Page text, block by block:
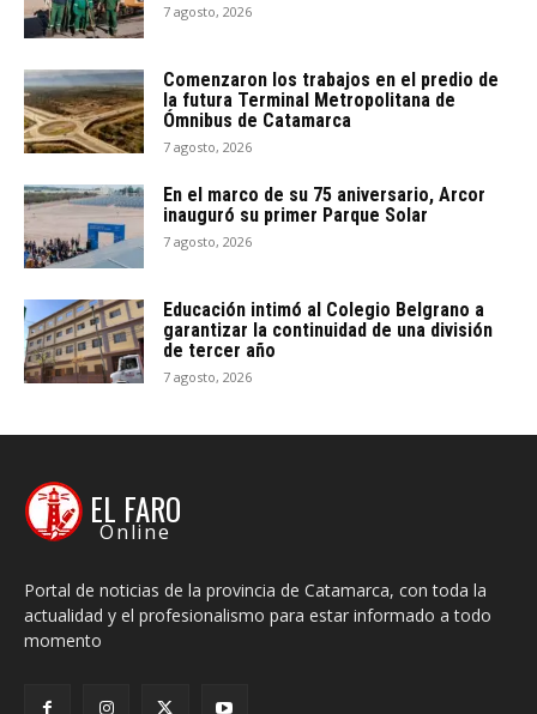
7 agosto, 2026
Comenzaron los trabajos en el predio de
la futura Terminal Metropolitana de
Ómnibus de Catamarca
7 agosto, 2026
En el marco de su 75 aniversario, Arcor
inauguró su primer Parque Solar
7 agosto, 2026
Educación intimó al Colegio Belgrano a
garantizar la continuidad de una división
de tercer año
7 agosto, 2026
EL FARO
Online
Portal de noticias de la provincia de Catamarca, con toda la
actualidad y el profesionalismo para estar informado a todo
momento